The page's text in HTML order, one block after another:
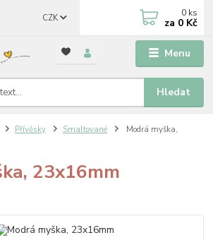
Menu
CZK
Hledat
0 ks
za 0 Kč
Přívěsky Smaltované
Modrá myška,
23x16mm